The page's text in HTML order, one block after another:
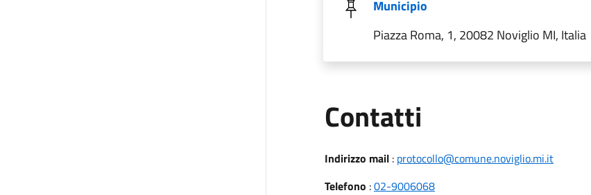
Municipio
Piazza Roma, 1, 20082 Noviglio MI, Italia
Contatti
Indirizzo mail: protocollo@comune.noviglio.mi.it
Telefono :02-9006068